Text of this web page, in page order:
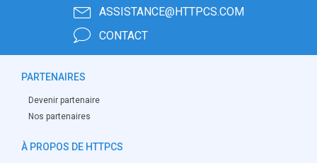
ASSISTANCE@HTTPCS.COM
CONTACT
PARTENAIRES
Devenir partenaire
Nos partenaires
À PROPOS DE HTTPCS